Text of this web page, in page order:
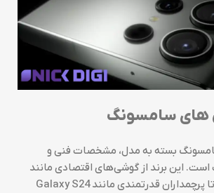
سامسونگ
بسته به مدل، مشخصات فنی و
این برند از گوشی‌های اقتصادی مانند
Galaxy A14 گرفته تا پرچمداران قدرتمندی مانند Galaxy S24